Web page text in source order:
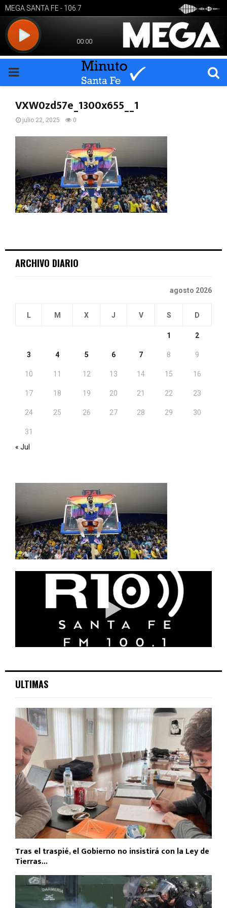
PRIMARY
MENU
VXW0zd57e_1300x655__1
julio 22, 2025 0
ARCHIVO DIARIO
agosto 2026
L M X J V S D
1 2
3 4 5 6 7 8 9
10 11 12 13 14 15 16
17 18 19 20 21 22 23
24 25 26 27 28 29 30
31
« Jul
ULTIMAS
Tras el traspié, el Gobierno no insistirá con la Ley de
Tierras...